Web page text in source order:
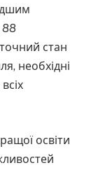
88
стан
необхідні
освіти